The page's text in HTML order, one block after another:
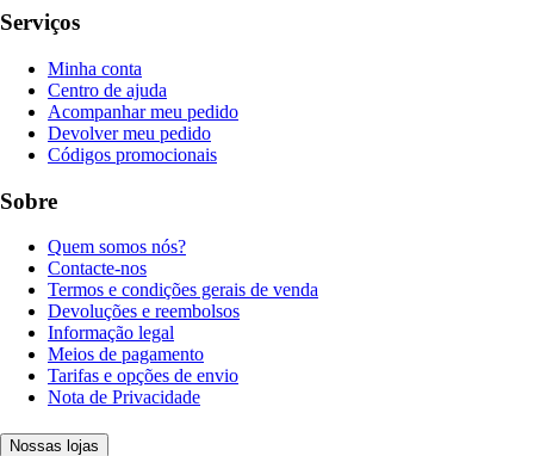
Serviços
Minha conta
Centro de ajuda
Acompanhar meu pedido
Devolver meu pedido
Códigos promocionais
Sobre
Quem somos nós?
Contacte-nos
Termos e condições gerais de venda
Devoluções e reembolsos
Informação legal
Meios de pagamento
Tarifas e opções de envio
Nota de Privacidade
Nossas lojas